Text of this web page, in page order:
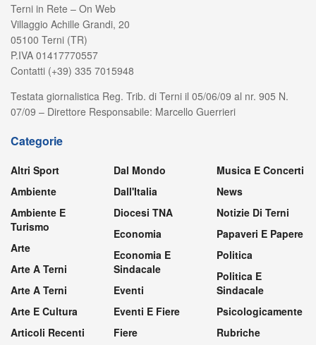
Terni in Rete – On Web
Villaggio Achille Grandi, 20
05100 Terni (TR)
P.IVA 01417770557
Contatti (+39) 335 7015948
Testata giornalistica Reg. Trib. di Terni il 05/06/09 al nr. 905 N.
07/09 – Direttore Responsabile: Marcello Guerrieri
Categorie
Altri Sport
Ambiente
Ambiente E
Turismo
Arte
Arte A Terni
Arte A Terni
Arte E Cultura
Articoli Recenti
Dal Mondo
Dall'Italia
Diocesi TNA
Economia
Economia E
Sindacale
Eventi
Eventi E Fiere
Fiere
Musica E Concerti
News
Notizie Di Terni
Papaveri E Papere
Politica
Politica E
Sindacale
Psicologicamente
Rubriche